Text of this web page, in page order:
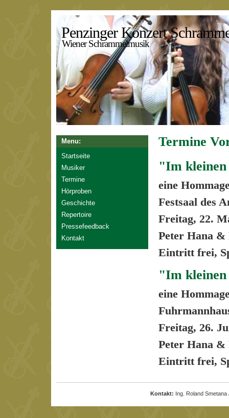
Penzinger Konzert
Wiener Schrammelmusik
Termine
"Im
eine
Festsaal des
Freitag, 22.
Peter Hana &
Eintritt frei,
"Im
eine
Freitag, 26.
Peter Hana &
Eintritt frei,
Menu:
Startseite
Musiker
Termine
Hörproben
Geschichte
Repertoire
Pressefeedback
Kontakt
Kontakt: Ing. Roland